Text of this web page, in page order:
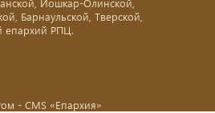
Йошкар-Олинской,
Барнаульской, Тверской,
епархий РПЦ.
- CMS «Епархия»